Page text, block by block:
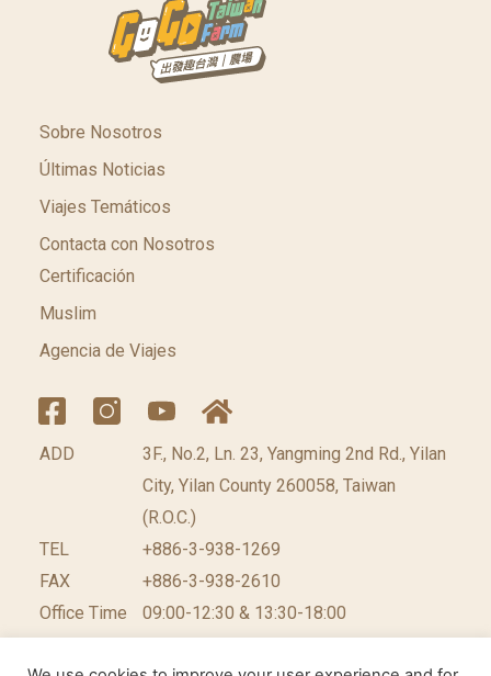
Sobre Nosotros
Últimas Noticias
Viajes Temáticos
Contacta con Nosotros
Certificación
Muslim
Agencia de Viajes
ADD
3F., No.2, Ln. 23, Yangming 2nd Rd., Yilan
City, Yilan County 260058, Taiwan
(R.O.C.)
TEL
+886-3-938-1269​
FAX
+886-3-938-2610
Office Time
09:00-12:30 & 13:30-18:00